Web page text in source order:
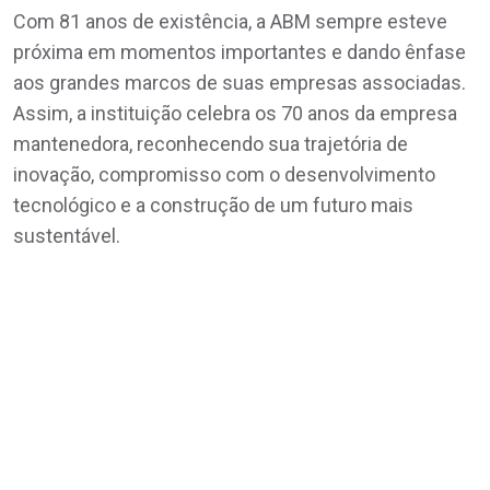
Com 81 anos de existência, a ABM sempre esteve
próxima em momentos importantes e dando ênfase
aos grandes marcos de suas empresas associadas.
Assim, a instituição celebra os 70 anos da empresa
mantenedora, reconhecendo sua trajetória de
inovação, compromisso com o desenvolvimento
tecnológico e a construção de um futuro mais
sustentável.